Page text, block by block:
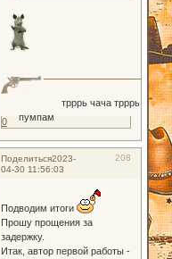
трррь чача трррь
пумпам
0
Поделиться 208
2023-
04-30 11:56:03
Подводим итоги
Прошу прощения за
задержку.
Итак, автор первой работы -